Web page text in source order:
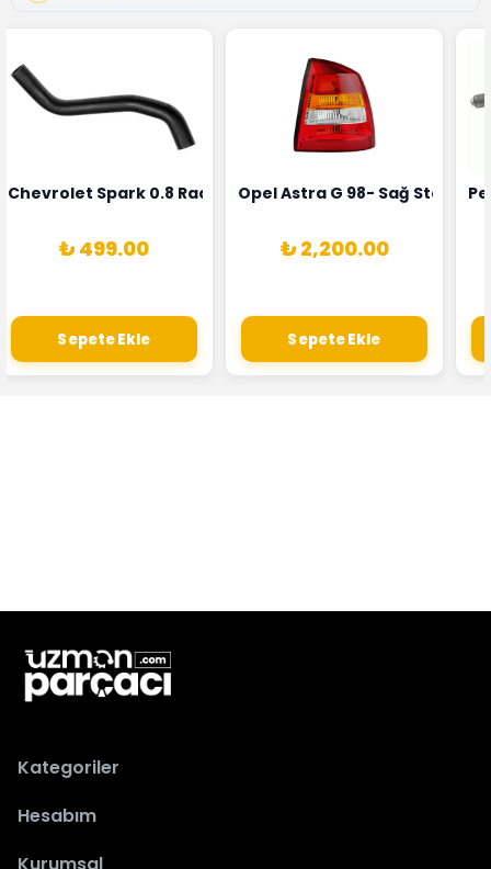
1628HN-0258010081
Alternatörü Valeo Marka 05E903018G
Chevrolet Spark 0.8 Radyatör Üst Hortumu Rapro Marka
₺ 499.00
Sepete Ekle
Opel Astra G 98- Sağ Stop
₺ 2,200.00
Sepete Ekle
Kategoriler
Hesabım